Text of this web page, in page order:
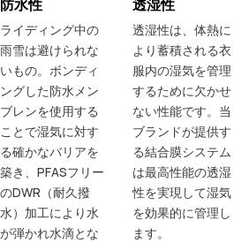
防水性
ライディング中の
雨雪は避けられな
いもの。ボンディ
ングした防水メン
ブレンを使用する
ことで湿気に対す
る確かなバリアを
築き、PFASフリー
のDWR（耐久撥
水）加工により水
が弾かれ水滴とな
透湿性
透湿性は、体熱に
より蓄積される衣
服内の湿気を管理
するために欠かせ
ない性能です。当
ブランドが提供す
る結合膜システム
は最高性能の透湿
性を実現して湿気
を効果的に管理し
ます。